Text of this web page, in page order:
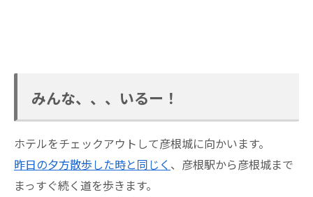
みんな、、、いるー！
ホテルをチェックアウトして彦根城に向かいます。
昨日の夕方散歩した時と同じく 、彦根駅から彦根城まで
まっすぐ続く道を歩きます。